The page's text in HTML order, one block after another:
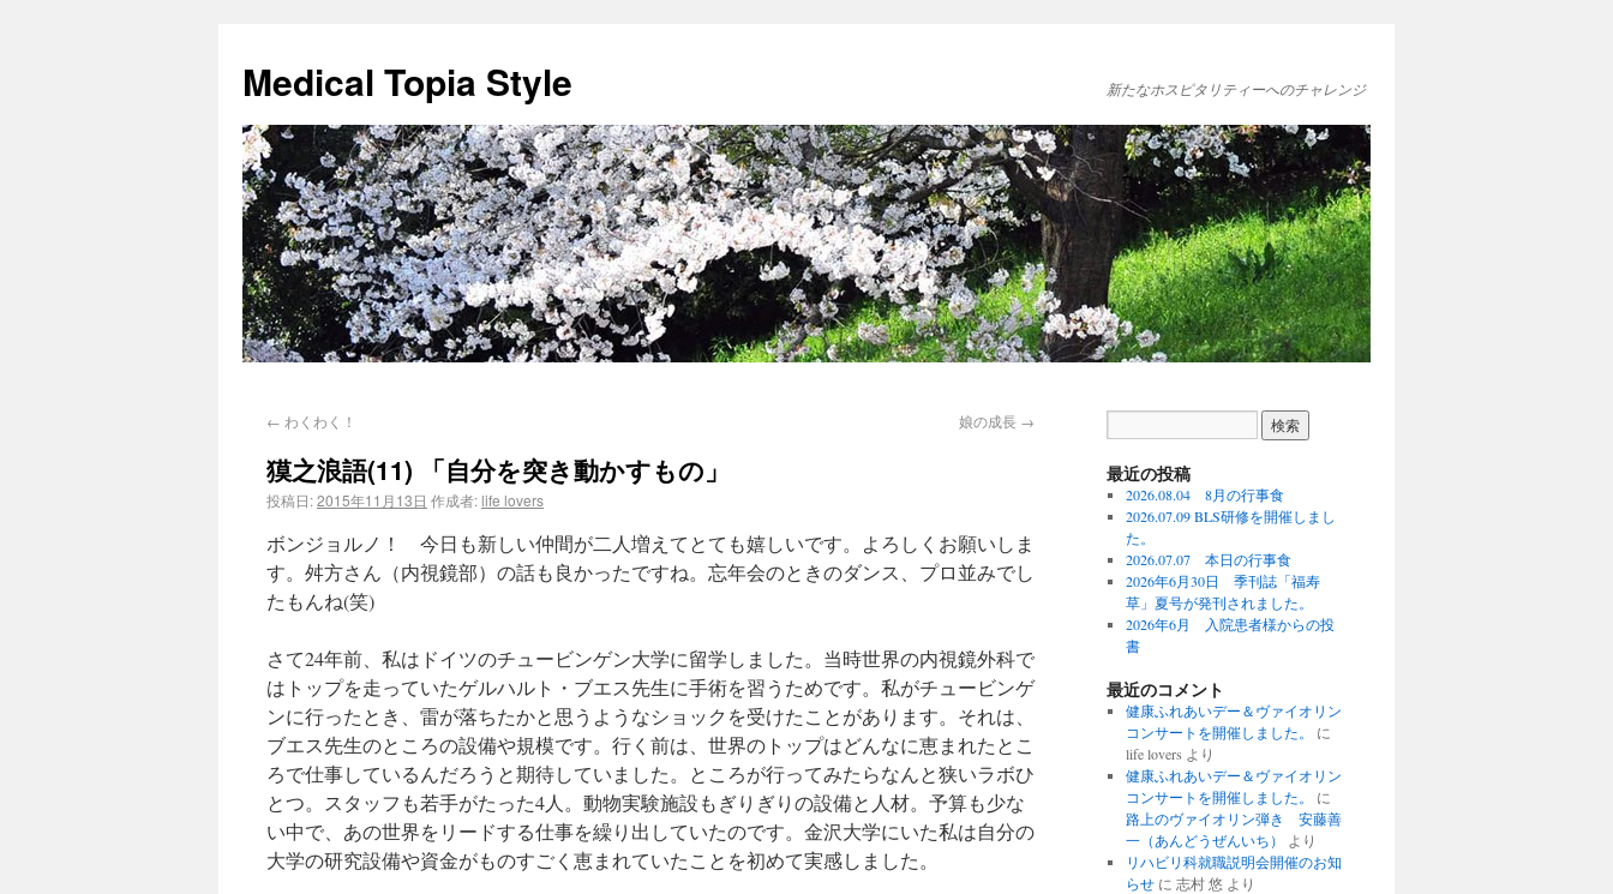
Medical Topia Style 新たなホスピタリティーへのチャレンジ
← わくわく！ 娘の成長 →
獏之浪語(11) 「自分を突き動かすもの」
投稿日:2015年11月13日 作成者: life lovers
ボンジョルノ！ 今日も新しい仲間が二人増えてとても嬉しいです。よろしくお願いしま
す。舛方さん（内視鏡部）の話も良かったですね。忘年会のときのダンス、プロ並みでし
たもんね(笑)
さて24年前、私はドイツのチュービンゲン大学に留学しました。当時世界の内視鏡外科で
はトップを走っていたゲルハルト・ブエス先生に手術を習うためです。私がチュービンゲ
ンに行ったとき、雷が落ちたかと思うようなショックを受けたことがあります。それは、
ブエス先生のところの設備や規模です。行く前は、世界のトップはどんなに恵まれたとこ
ろで仕事しているんだろうと期待していました。ところが行ってみたらなんと狭いラボひ
とつ。スタッフも若手がたった4人。動物実験施設もぎりぎりの設備と人材。予算も少な
い中で、あの世界をリードする仕事を繰り出していたのです。金沢大学にいた私は自分の
大学の研究設備や資金がものすごく恵まれていたことを初めて実感しました。
最近の投稿
2026.08.04 8月の行事食
2026.07.09 BLS研修を開催しまし
た。
2026.07.07 本日の行事食
2026年6月30日 季刊誌「福寿
草」夏号が発刊されました。
2026年6月 入院患者様からの投
書
最近のコメント
健康ふれあいデー＆ヴァイオリン
コンサートを開催しました。
に
life lovers より
健康ふれあいデー＆ヴァイオリン
コンサートを開催しました。
に
路上のヴァイオリン弾き 安藤善
一（あんどうぜんいち）
より
リハビリ科就職説明会開催のお知
らせに 志村 悠 より